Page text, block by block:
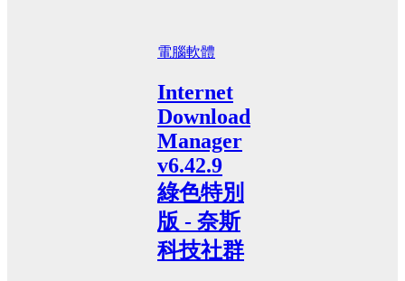
電腦軟體
Internet
Download
Manager
v6.42.9
綠色特別
版 - 奈斯
科技社群